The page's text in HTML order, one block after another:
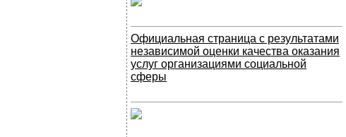
Официальная страница с результатами
независимой оценки качества оказания
услуг организациями социальной
сферы